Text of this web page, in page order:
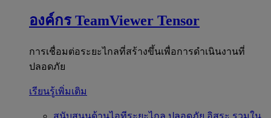
องค์กร TeamViewer Tensor
การเชื่อมต่อระยะไกลที่สร้างขึ้นเพื่อการดำเนินงานที่
ปลอดภัย
เรียนรู้เพิ่มเติม
สนับสนุนด้านไอทีระยะไกล ปลอดภัย อิสระ รวมใน